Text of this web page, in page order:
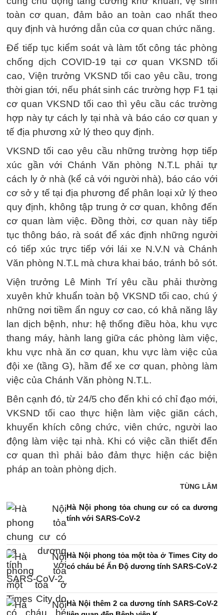
toàn cơ quan, đảm bảo an toàn cao nhất theo
quy định và hướng dẫn của cơ quan chức năng.
Để tiếp tục kiểm soát và làm tốt công tác phòng
chống dịch COVID-19 tại cơ quan VKSND tối
cao, Viện trưởng VKSND tối cao yêu cầu, trong
thời gian tới, nếu phát sinh các trường hợp F1 tại
cơ quan VKSND tối cao thì yêu cầu các trường
hợp này tự cách ly tại nhà và báo cáo cơ quan y
tế địa phương xử lý theo quy định.
VKSND tối cao yêu cầu những trường hợp tiếp
xúc gần với Chánh Văn phòng N.T.L phải tự
cách ly ở nhà (kể cả với người nhà), báo cáo với
cơ sở y tế tại địa phương để phân loại xử lý theo
quy định, không tập trung ở cơ quan, không đến
cơ quan làm việc. Đồng thời, cơ quan này tiếp
tục thông báo, rà soát để xác định những người
có tiếp xúc trực tiếp với lái xe N.V.N và Chánh
Văn phòng N.T.L mà chưa khai báo, tránh bỏ sót.
Viện trưởng Lê Minh Trí yêu cầu phải thường
xuyên khử khuẩn toàn bộ VKSND tối cao, chú ý
những nơi tiềm ẩn nguy cơ cao, có khả năng lây
lan dịch bệnh, như: hệ thống điều hòa, khu vực
thang máy, hành lang giữa các phòng làm việc,
khu vực nhà ăn cơ quan, khu vực làm việc của
đội xe (tầng G), hầm để xe cơ quan, phòng làm
việc của Chánh Văn phòng N.T.L.
Bên cạnh đó, từ 24/5 cho đến khi có chỉ đạo mới,
VKSND tối cao thực hiện làm việc giãn cách,
khuyến khích công chức, viên chức, người lao
động làm việc tại nhà. Khi có việc cần thiết đến
cơ quan thì phải bảo đảm thực hiện các biện
pháp an toàn phòng dịch.
TÙNG LÂM
Hà Nội phong tỏa chung cư có ca dương
tính với SARS-CoV-2
Hà Nội phong tỏa một tòa ở Times City do
có cháu bé Ấn Độ dương tính SARS-CoV-2
Hà Nội thêm 2 ca dương tính SARS-CoV-2